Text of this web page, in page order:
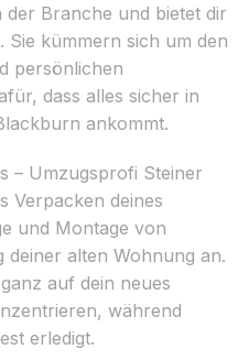
Branche und bietet dir
Sie kümmern sich um den
persönlichen
dass alles sicher in
ankommt.
– Umzugsprofi Steiner
Verpacken deines
und Montage von
deiner alten Wohnung an.
auf dein neues
während
erledigt.